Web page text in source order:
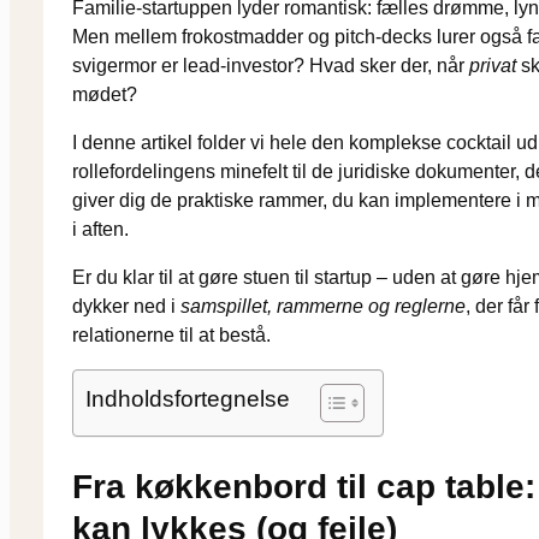
Familie-startuppen lyder romantisk: fælles drømme,
Men mellem frokostmadder og pitch-decks lurer også
svigermor er lead-investor? Hvad sker der, når privat
mødet?
I denne artikel folder vi hele den komplekse cocktail
rollefordelingens minefelt til de juridiske dokumenter,
giver dig de praktiske rammer, du kan implementere i
i aften.
Er du klar til at gøre stuen til startup – uden at gøre
dykker ned i samspillet, rammerne og reglerne, der får
relationerne til at bestå.
Indholdsfortegnelse
Fra køkkenbord til cap
kan lykkes (og fejle)